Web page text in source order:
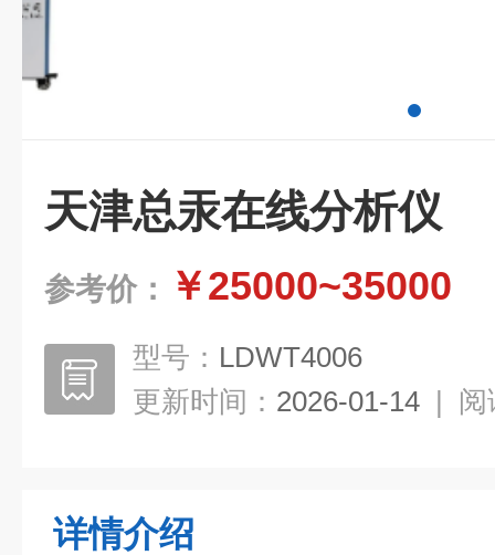
天津总汞在线分析仪
参考价： ￥25000~35000
型号： LDWT4006
更新时间： 2026-01-14 | 阅
详情介绍